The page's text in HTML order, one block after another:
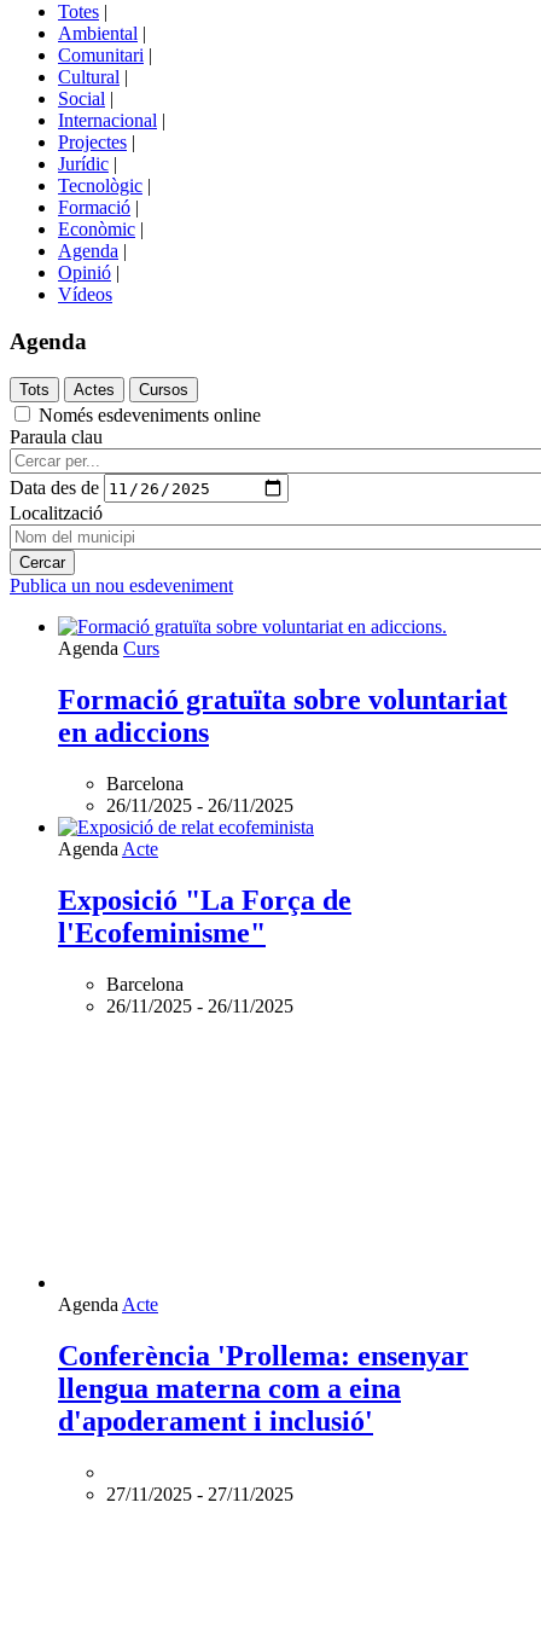
portals
Totes |
Ambiental |
Comunitari |
Cultural |
Social |
Internacional |
Projectes |
Jurídic |
Tecnològic |
Formació |
Econòmic |
Agenda |
Opinió |
Vídeos
Agenda
Només esdeveniments online
Paraula clau
Data des de
Localització
Publica un nou esdeveniment
Agenda Curs
Formació gratuïta sobre voluntariat
en adiccions
Barcelona
26/11/2025 - 26/11/2025
Agenda Acte
Exposició "La Força de
l'Ecofeminisme"
Barcelona
26/11/2025 - 26/11/2025
Agenda Acte
Conferència 'Prollema: ensenyar
llengua materna com a eina
d'apoderament i inclusió'
27/11/2025 - 27/11/2025